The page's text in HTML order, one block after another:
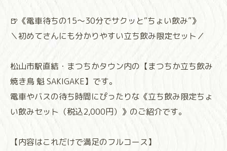
🍺《電車待ちの15〜30分でサクッと“ちょい飲み”》
＼初めてさんにも分かりやすい立ち飲み限定セット／
松山市駅直結・まつちかタウン内の【まつちか立ち飲み
焼き鳥 魁 SAKIGAKE】です。
電車やバスの待ち時間にぴったりな《立ち飲み限定ちょ
い飲みセット（税込2,000円）》のご紹介です。
【内容はこれだけで満足のフルコース】